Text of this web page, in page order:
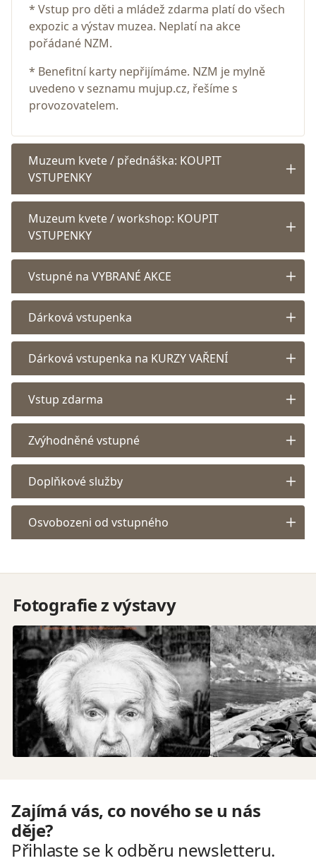
* Vstup pro děti a mládež zdarma platí do všech
expozic a výstav muzea. Neplatí na akce
pořádané NZM.
* Benefitní karty nepřijímáme. NZM je mylně
uvedeno v seznamu mujup.cz, řešíme s
provozovatelem.
Muzeum kvete / přednáška: KOUPIT
VSTUPENKY
Muzeum kvete / workshop: KOUPIT
VSTUPENKY
Vstupné na VYBRANÉ AKCE
Dárková vstupenka
Dárková vstupenka na KURZY VAŘENÍ
Vstup zdarma
Zvýhodněné vstupné
Doplňkové služby
Osvobozeni od vstupného
Fotografie z výstavy
Zajímá vás, co nového se u nás
děje?
Přihlaste se k odběru newsletteru.